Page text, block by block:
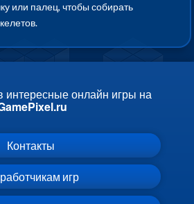
или палец, чтобы собирать
интересные онлайн игры на
Контакты
игр